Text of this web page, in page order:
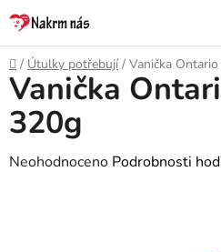
Přejít
na
obsah
Domů
/ Útulky potřebují / Vanička
Vanička
320g
Průměrné
Neohodnoceno Podrobnosti